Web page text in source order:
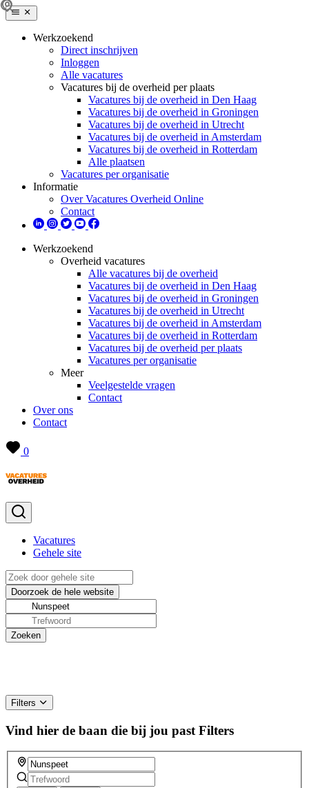
Werkzoekend
Direct inschrijven
Inloggen
Alle vacatures
Vacatures bij de overheid per plaats
Vacatures bij de overheid in Den Haag
Vacatures bij de overheid in Groningen
Vacatures bij de overheid in Utrecht
Vacatures bij de overheid in Amsterdam
Vacatures bij de overheid in Rotterdam
Alle plaatsen
Vacatures per organisatie
Informatie
Over Vacatures Overheid Online
Contact
Werkzoekend
Overheid vacatures
Alle vacatures bij de overheid
Vacatures bij de overheid in Den Haag
Vacatures bij de overheid in Groningen
Vacatures bij de overheid in Utrecht
Vacatures bij de overheid in Amsterdam
Vacatures bij de overheid in Rotterdam
Vacatures bij de overheid per plaats
Vacatures per organisatie
Meer
Veelgestelde vragen
Contact
Over ons
Contact
0
Vacatures
Gehele site
Filters
Vind hier de baan die bij jou past Filters